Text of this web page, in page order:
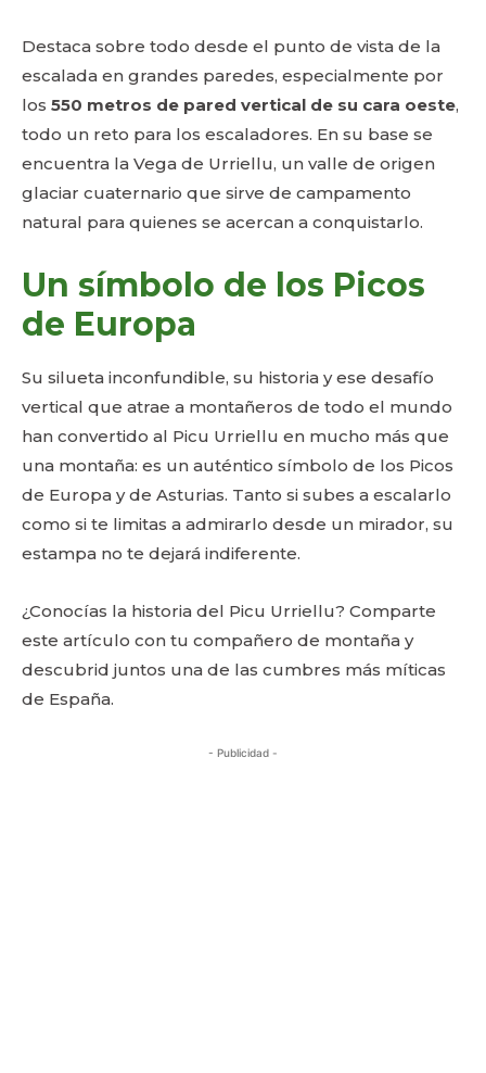
Destaca sobre todo desde el punto de vista de la
escalada en grandes paredes, especialmente por
los 550 metros de pared vertical de su cara oeste,
todo un reto para los escaladores. En su base se
encuentra la Vega de Urriellu, un valle de origen
glaciar cuaternario que sirve de campamento
natural para quienes se acercan a conquistarlo.
Un símbolo de los Picos
de Europa
Su silueta inconfundible, su historia y ese desafío
vertical que atrae a montañeros de todo el mundo
han convertido al Picu Urriellu en mucho más que
una montaña: es un auténtico símbolo de los Picos
de Europa y de Asturias. Tanto si subes a escalarlo
como si te limitas a admirarlo desde un mirador, su
estampa no te dejará indiferente.
¿Conocías la historia del Picu Urriellu? Comparte
este artículo con tu compañero de montaña y
descubrid juntos una de las cumbres más míticas
de España.
- Publicidad -